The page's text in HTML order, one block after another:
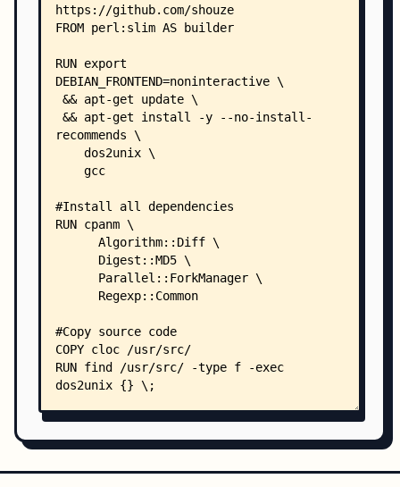
    │   │   ├── Arturo.art
    │   │   ├── arvo.hoon
    │   │   ├── Assembler-Intel.asm
    │   │   ├── Assembly-sysv.S
    │   │   ├── assembly.cs
    │   │   ├── assembly.inc
    │   │   ├── basic.luau
    │   │   ├── basic.p4
    │   │   ├── BasicPlane.Figures-Rectangle.ixx
    │   │   ├── beluga.bel
    │   │   ├── birds.pro
    │   │   ├── blur.glsl
    │   │   ├── body.gjs
    │   │   ├── BoxWidget.ui
    │   │   ├── bubs_tak_ard.prc
    │   │   ├── BUILD
    │   │   ├── build.bzl
    │   │   ├── build.cake
    │   │   ├── C#.cs
    │   │   ├── C++-uppercase.CPP
    │   │   ├── C-Ansi.c
    │   │   ├── cad.asy